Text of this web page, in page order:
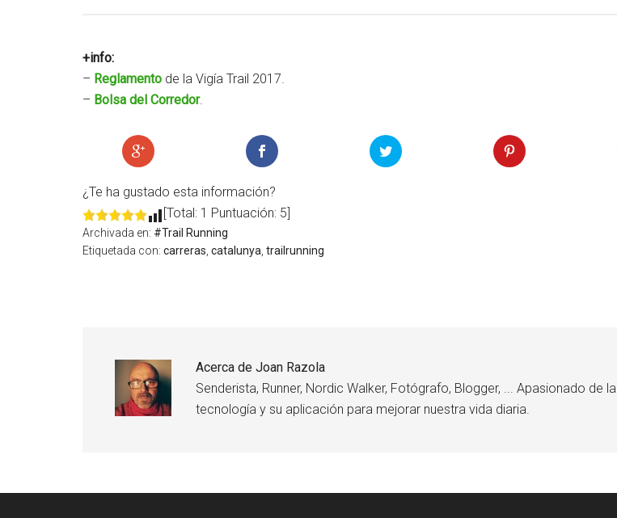
+info:
– Reglamento de la Vigía Trail 2017.
– Bolsa del Corredor.
¿Te ha gustado esta información?
[Total: 1 Puntuación: 5]
Archivada en: #Trail Running
Etiquetada con: carreras catalunya trailrunning
Acerca de Joan Razola
Senderista, Runner, Nordic Walker, Fotógrafo, Blogger, ... Apasionado de la
tecnología y su aplicación para mejorar nuestra vida diaria.